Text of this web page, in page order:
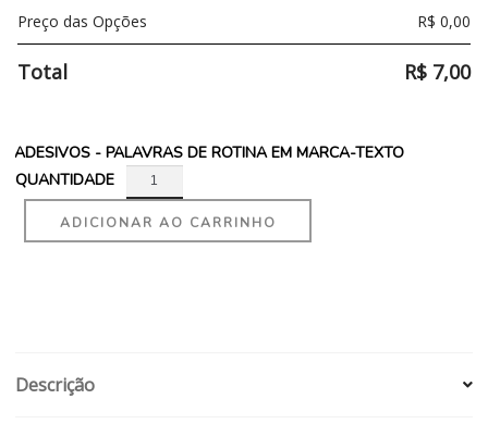
Preço das Opções
R$ 0,00
Total R$ 7,00
ADESIVOS - PALAVRAS DE ROTINA EM MARCA-TEXTO
QUANTIDADE
ADICIONAR AO CARRINHO
Descrição